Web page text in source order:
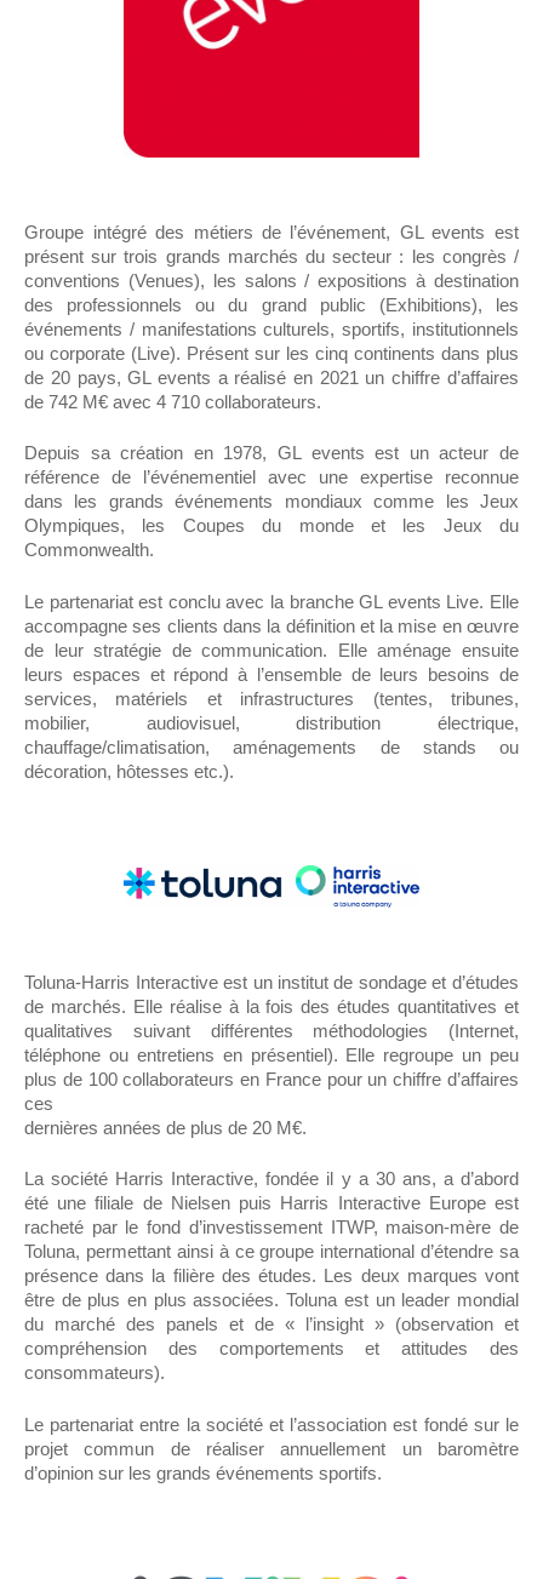
Groupe intégré des métiers de l’événement, GL events est
présent sur trois grands marchés du secteur : les congrès /
conventions (Venues), les salons / expositions à destination
des professionnels ou du grand public (Exhibitions), les
événements / manifestations culturels, sportifs, institutionnels
ou corporate (Live). Présent sur les cinq continents dans plus
de 20 pays, GL events a réalisé en 2021 un chiffre d’affaires
de 742 M€ avec 4 710 collaborateurs.
Depuis sa création en 1978, GL events est un acteur de
référence de l’événementiel avec une expertise reconnue
dans les grands événements mondiaux comme les Jeux
Olympiques, les Coupes du monde et les Jeux du
Commonwealth.
Le partenariat est conclu avec la branche GL events Live. Elle
accompagne ses clients dans la définition et la mise en œuvre
de leur stratégie de communication. Elle aménage ensuite
leurs espaces et répond à l’ensemble de leurs besoins de
services, matériels et infrastructures (tentes, tribunes,
mobilier, audiovisuel, distribution électrique,
chauffage/climatisation, aménagements de stands ou
décoration, hôtesses etc.).
Toluna-Harris Interactive est un institut de sondage et d’études
de marchés. Elle réalise à la fois des études quantitatives et
qualitatives suivant différentes méthodologies (Internet,
téléphone ou entretiens en présentiel). Elle regroupe un peu
plus de 100 collaborateurs en France pour un chiffre d’affaires
ces
dernières années de plus de 20 M€.
La société Harris Interactive, fondée il y a 30 ans, a d’abord
été une filiale de Nielsen puis Harris Interactive Europe est
racheté par le fond d’investissement ITWP, maison-mère de
Toluna, permettant ainsi à ce groupe international d’étendre sa
présence dans la filière des études. Les deux marques vont
être de plus en plus associées. Toluna est un leader mondial
du marché des panels et de « l’insight » (observation et
compréhension des comportements et attitudes des
consommateurs).
Le partenariat entre la société et l’association est fondé sur le
projet commun de réaliser annuellement un baromètre
d’opinion sur les grands événements sportifs.